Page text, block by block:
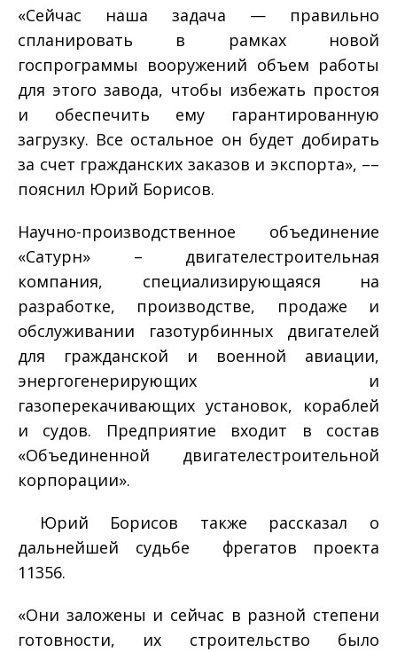
«Сейчас наша задача — правильно
спланировать в рамках новой
госпрограммы вооружений объем работы
для этого завода, чтобы избежать простоя
и обеспечить ему гарантированную
загрузку. Все остальное он будет добирать
за счет гражданских заказов и экспорта», ––
пояснил Юрий Борисов.
Научно-производственное объединение
«Сатурн» – двигателестроительная
компания, специализирующаяся на
разработке, производстве, продаже и
обслуживании газотурбинных двигателей
для гражданской и военной авиации,
энергогенерирующих и
газоперекачивающих установок, кораблей
и судов. Предприятие входит в состав
«Объединенной двигателестроительной
корпорации».
Юрий Борисов также рассказал о
дальнейшей судьбе фрегатов проекта
11356.
«Они заложены и сейчас в разной степени
готовности, их строительство было